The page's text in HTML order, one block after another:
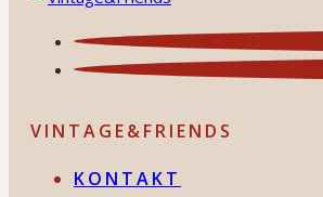
VINTAGE&FRIENDS
KONTAKT